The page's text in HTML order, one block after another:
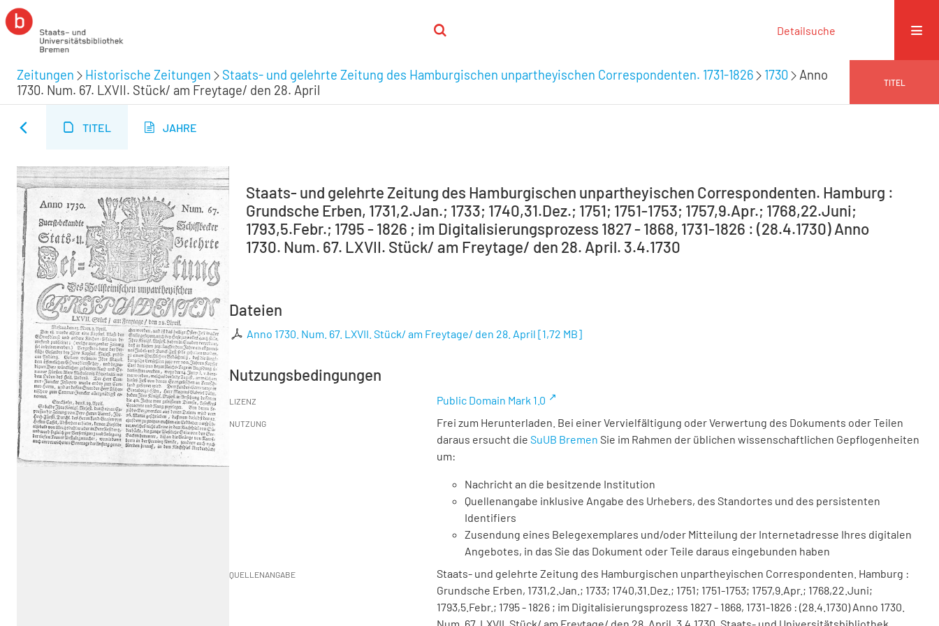
Detailsuche
Zeitungen Historische Zeitungen Staats- und gelehrte Zeitung des Hamburgischen unpartheyischen Correspondenten. 1731-1826 1730
Anno
1730. Num. 67. LXVII. Stück/ am Freytage/ den 28. April
TITEL
TITEL JAHRE
Staats- und gelehrte Zeitung des Hamburgischen unpartheyischen Correspondenten. Hamburg :
Grundsche Erben, 1731,2.Jan.; 1733; 1740,31.Dez.; 1751; 1751-1753; 1757,9.Apr.; 1768,22.Juni;
1793,5.Febr.; 1795 - 1826 ; im Digitalisierungsprozess 1827 - 1868, 1731-1826 : (28.4.1730) Anno
1730. Num. 67. LXVII. Stück/ am Freytage/ den 28. April. 3.4.1730
Dateien
Anno 1730. Num. 67. LXVII. Stück/ am Freytage/ den 28. April [1,72 MB]
Nutzungsbedingungen
LIZENZ Public Domain Mark 1.0
NUTZUNG
Frei zum Herunterladen. Bei einer Vervielfältigung oder Verwertung des Dokuments oder Teilen
daraus ersucht die SuUB Bremen Sie im Rahmen der üblichen wissenschaftlichen Gepflogenheiten
um:
Nachricht an die besitzende Institution
Quellenangabe inklusive Angabe des Urhebers, des Standortes und des persistenten
Identifiers
Zusendung eines Belegexemplares und/oder Mitteilung der Internetadresse Ihres digitalen
Angebotes, in das Sie das Dokument oder Teile daraus eingebunden haben
QUELLENANGABE
Staats- und gelehrte Zeitung des Hamburgischen unpartheyischen Correspondenten. Hamburg :
Grundsche Erben, 1731,2.Jan.; 1733; 1740,31.Dez.; 1751; 1751-1753; 1757,9.Apr.; 1768,22.Juni;
1793,5.Febr.; 1795 - 1826 ; im Digitalisierungsprozess 1827 - 1868, 1731-1826 : (28.4.1730) Anno 1730.